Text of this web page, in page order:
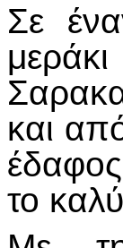
Σε
και
το